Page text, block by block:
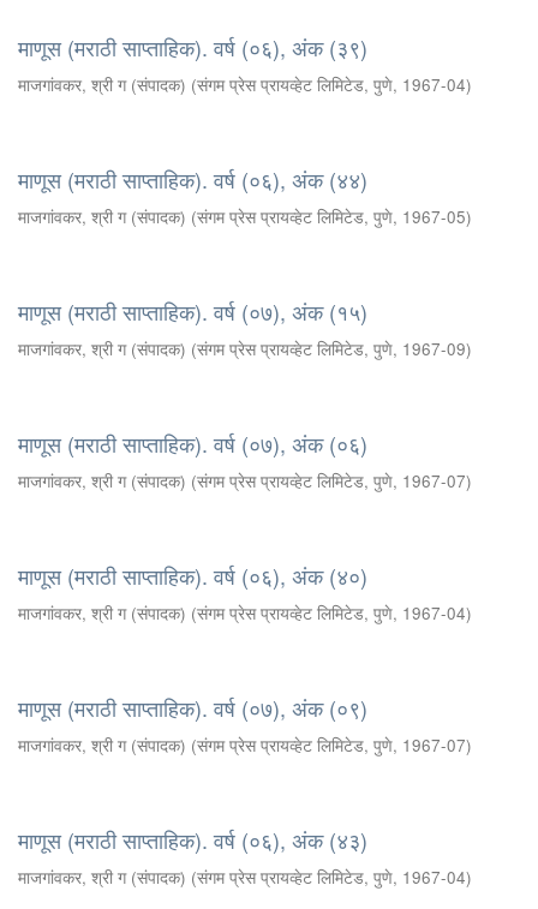
माणूस (मराठी साप्ताहिक). वर्ष (०६), अंक (३९)
माजगांवकर, श्री ग (संपादक) (संगम प्रेस प्रायव्हेट लिमिटेड, पुणे, 1967-04)
माणूस (मराठी साप्ताहिक). वर्ष (०६), अंक (४४)
माजगांवकर, श्री ग (संपादक) (संगम प्रेस प्रायव्हेट लिमिटेड, पुणे, 1967-05)
माणूस (मराठी साप्ताहिक). वर्ष (०७), अंक (१५)
माजगांवकर, श्री ग (संपादक) (संगम प्रेस प्रायव्हेट लिमिटेड, पुणे, 1967-09)
माणूस (मराठी साप्ताहिक). वर्ष (०७), अंक (०६)
माजगांवकर, श्री ग (संपादक) (संगम प्रेस प्रायव्हेट लिमिटेड, पुणे, 1967-07)
माणूस (मराठी साप्ताहिक). वर्ष (०६), अंक (४०)
माजगांवकर, श्री ग (संपादक) (संगम प्रेस प्रायव्हेट लिमिटेड, पुणे, 1967-04)
माणूस (मराठी साप्ताहिक). वर्ष (०७), अंक (०९)
माजगांवकर, श्री ग (संपादक) (संगम प्रेस प्रायव्हेट लिमिटेड, पुणे, 1967-07)
माणूस (मराठी साप्ताहिक). वर्ष (०६), अंक (४३)
माजगांवकर, श्री ग (संपादक) (संगम प्रेस प्रायव्हेट लिमिटेड, पुणे, 1967-04)